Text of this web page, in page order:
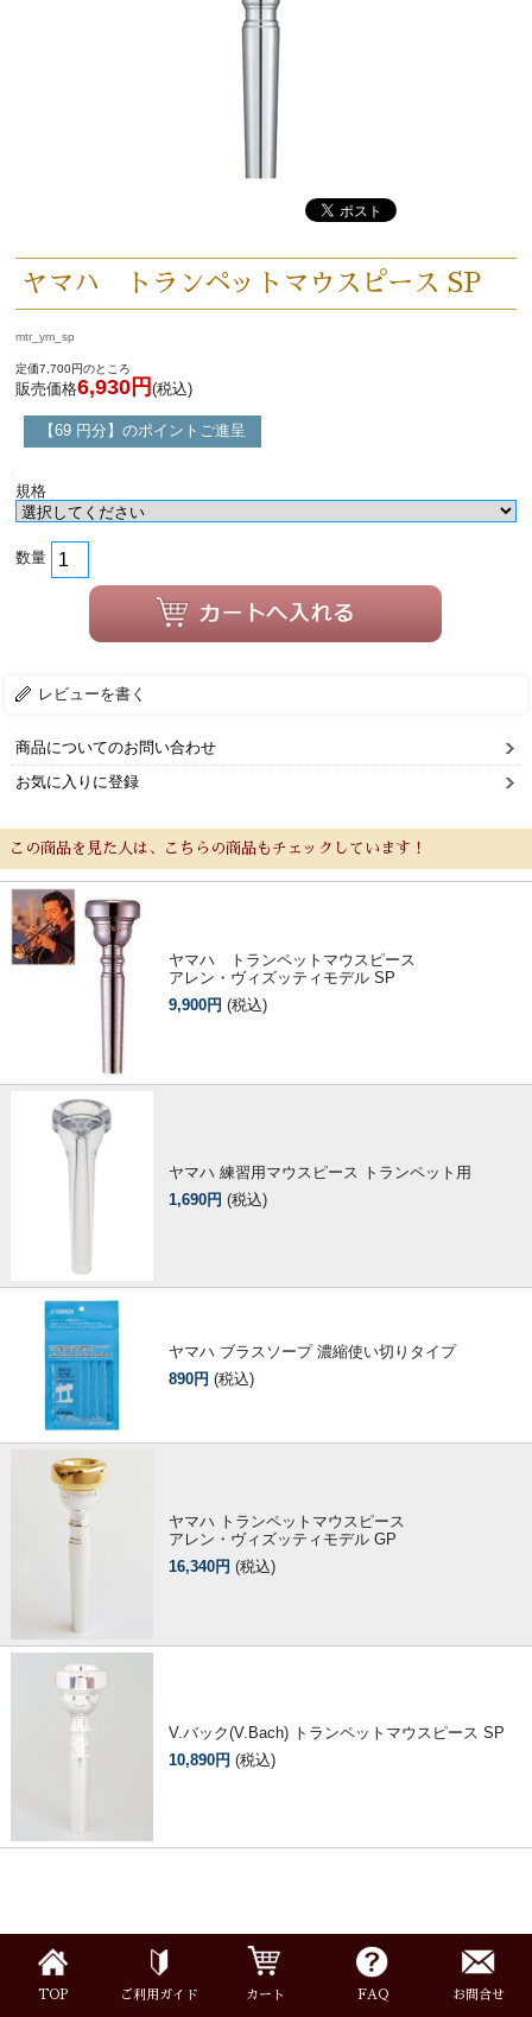
ヤマハ トランペットマウスピース SP
mtr_ym_sp
定価7,700円のところ
販売価格6,930円 (税込)
【69 円分】のポイントご進呈
規格
数量
レビューを書く
商品についてのお問い合わせ
お気に入りに登録
この商品を見た人は、こちらの商品もチェックしています！
ヤマハ トランペットマウスピース
アレン・ヴィズッティモデル SP
9,900円 (税込)
ヤマハ 練習用マウスピース トランペット用
1,690円 (税込)
ヤマハ ブラスソープ 濃縮使い切りタイプ
890円 (税込)
ヤマハ トランペットマウスピース
アレン・ヴィズッティモデル GP
16,340円 (税込)
V.バック(V.Bach) トランペットマウスピース SP
10,890円 (税込)
TOP ご利用ガイド カート FAQ お問合せ